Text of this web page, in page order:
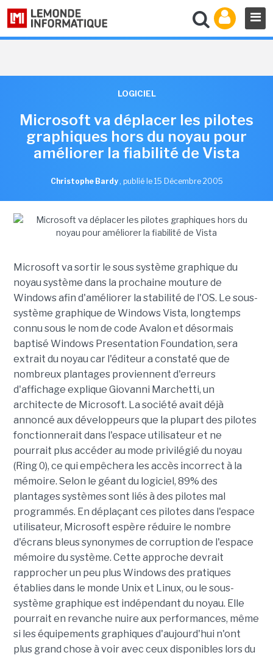
LOGICIEL
Microsoft va déplacer les pilotes
graphiques hors du noyau pour
améliorer la fiabilité de Vista
Christophe Bardy , publié le 15 Décembre 2005
Microsoft va sortir le sous système graphique du
noyau système dans la prochaine mouture de
Windows afin d'améliorer la stabilité de l'OS. Le sous-
système graphique de Windows Vista, longtemps
connu sous le nom de code Avalon et désormais
baptisé Windows Presentation Foundation, sera
extrait du noyau car l'éditeur a constaté que de
nombreux plantages proviennent d'erreurs
d'affichage explique Giovanni Marchetti, un
architecte de Microsoft. La société avait déjà
annoncé aux développeurs que la plupart des pilotes
fonctionnerait dans l'espace utilisateur et ne
pourrait plus accéder au mode privilégié du noyau
(Ring 0), ce qui empêchera les accès incorrect à la
mémoire. Selon le géant du logiciel, 89% des
plantages systèmes sont liés à des pilotes mal
programmés. En déplaçant ces pilotes dans l'espace
utilisateur, Microsoft espère réduire le nombre
d'écrans bleus synonymes de corruption de l'espace
mémoire du système. Cette approche devrait
rapprocher un peu plus Windows des pratiques
établies dans le monde Unix et Linux, ou le sous-
système graphique est indépendant du noyau. Elle
pourrait en revanche nuire aux performances, même
si les équipements graphiques d'aujourd'hui n'ont
plus grand chose à voir avec ceux disponibles lors du